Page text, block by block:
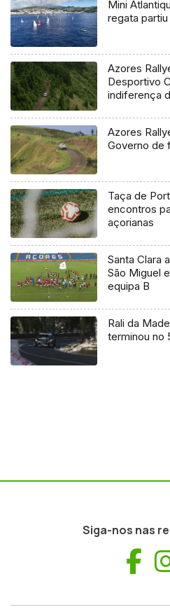
Mini
regata
Azores
Desportivo
indiferença
Azores
Governo de
Taça de
encontros
açorianas
Santa Clara
São Miguel
equipa B
Rali da
terminou no
Siga-nos nas